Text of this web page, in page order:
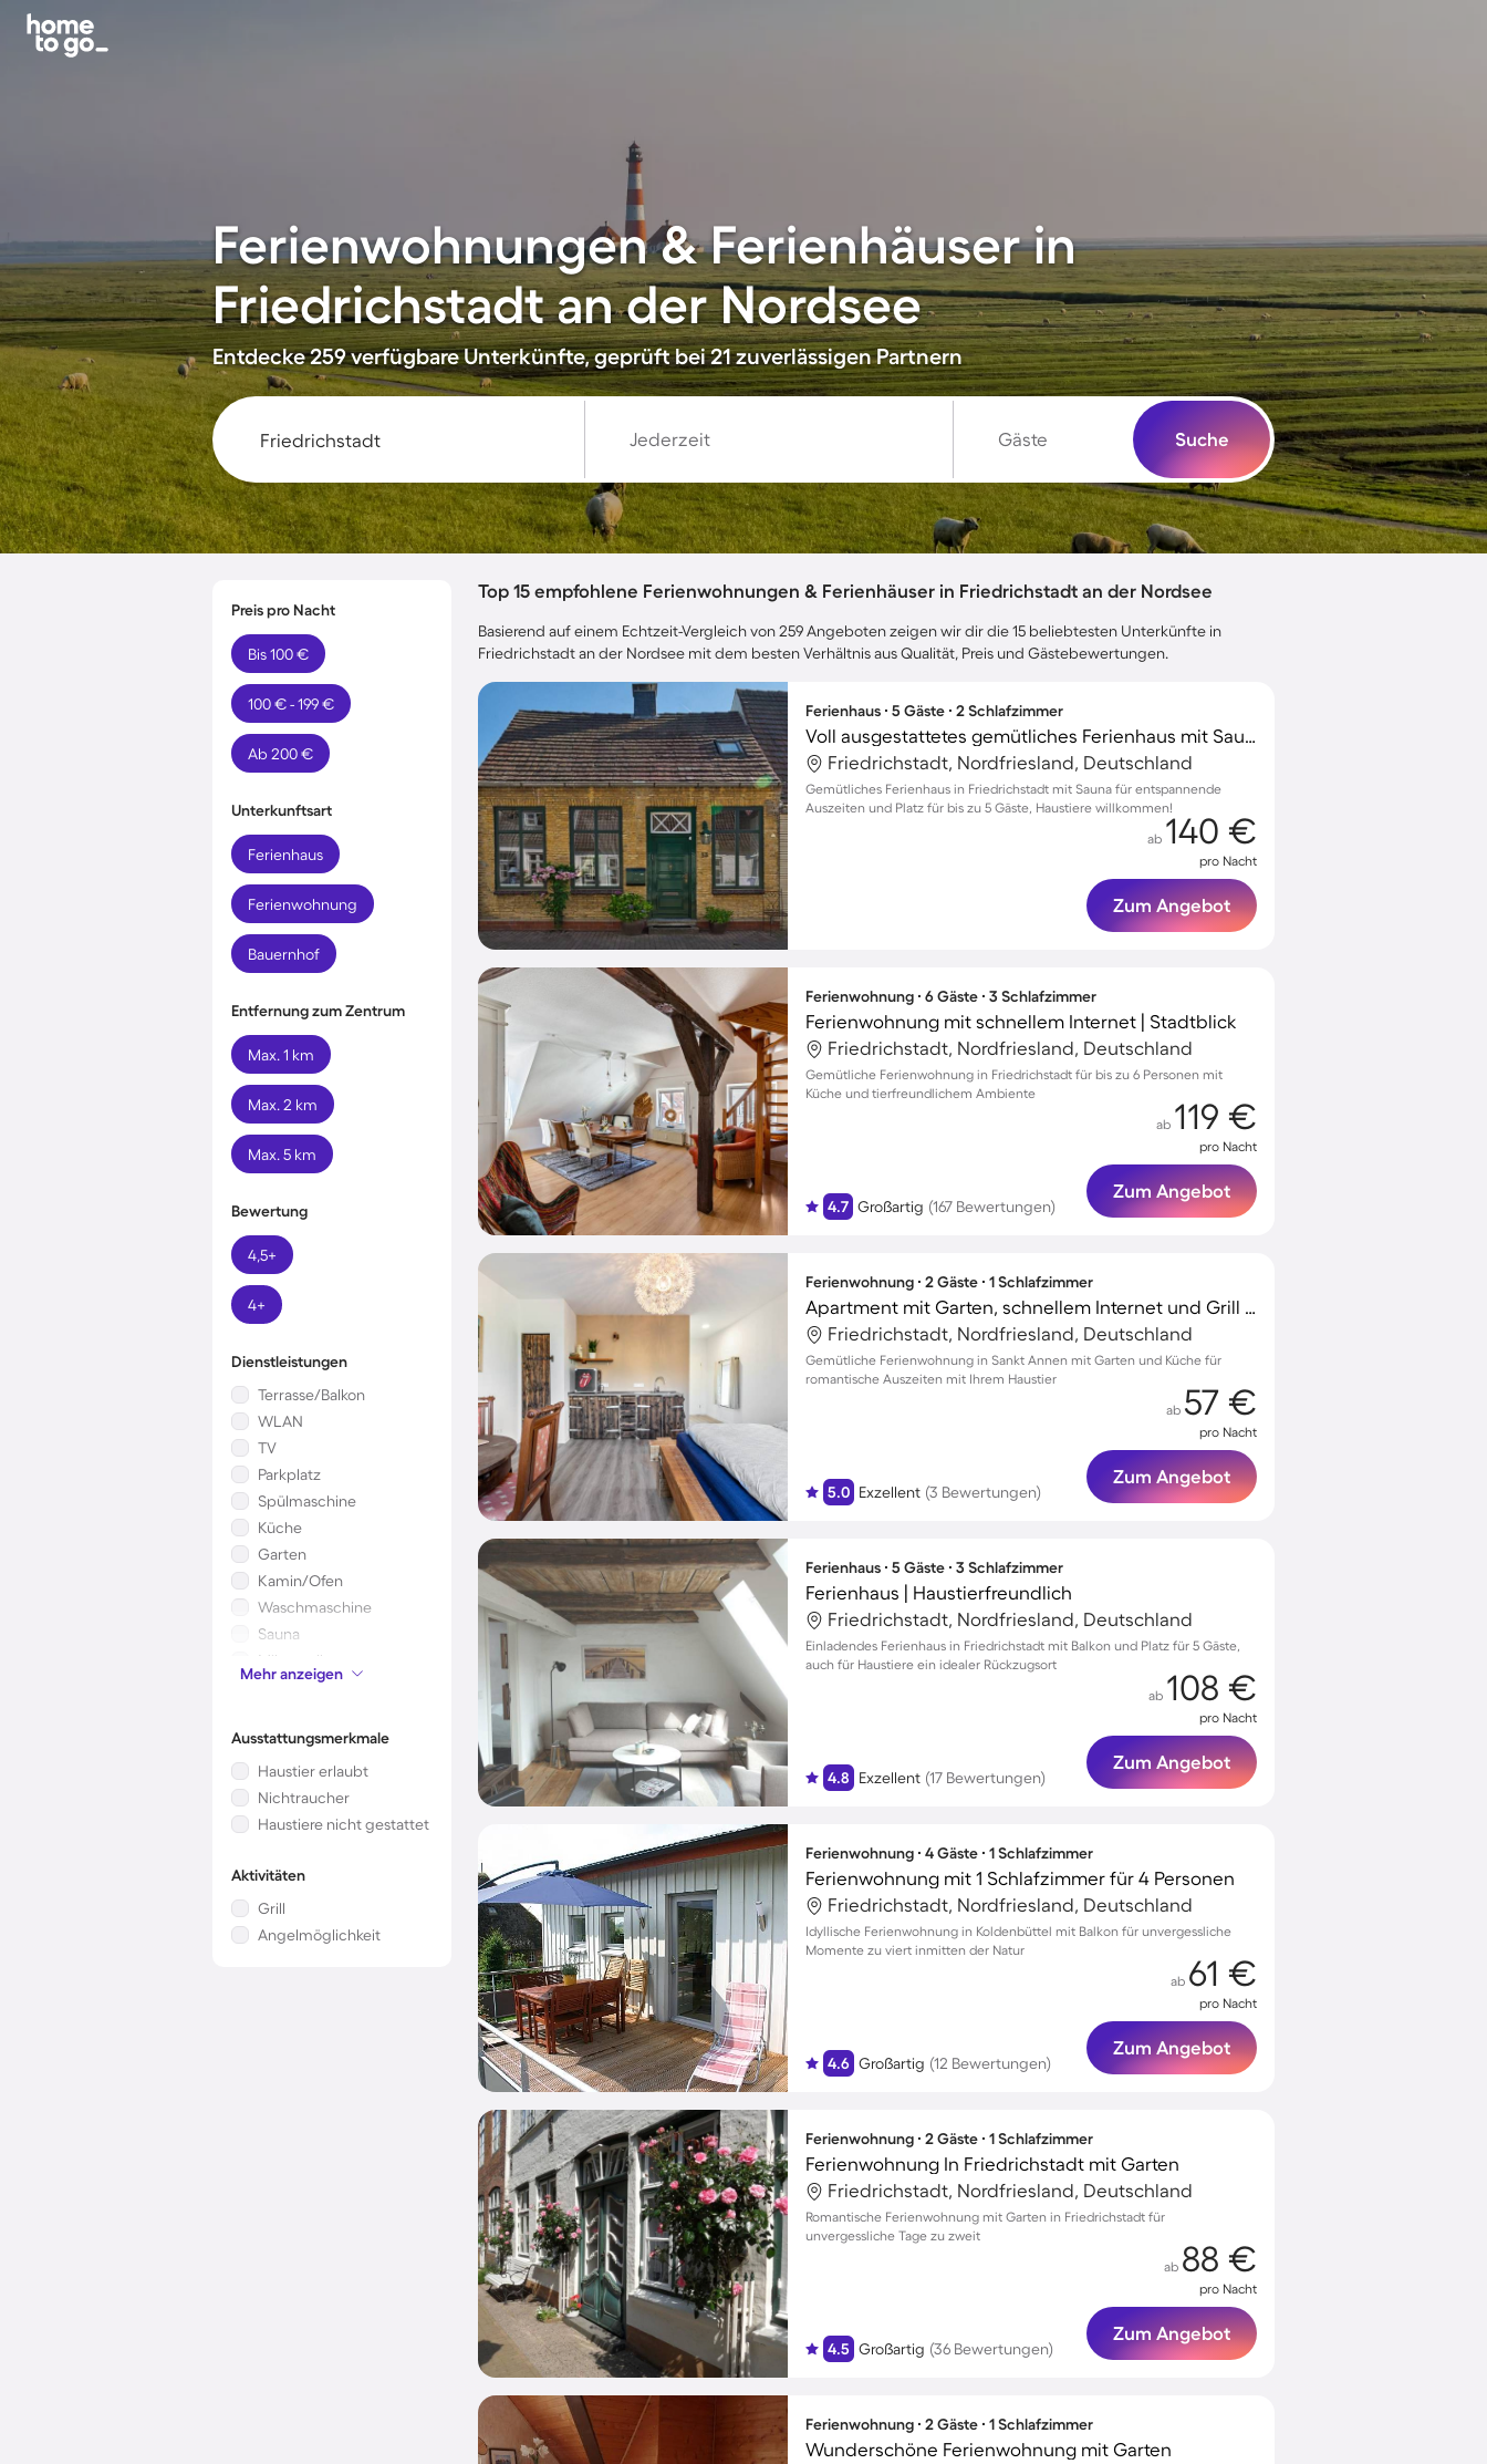
Ferienwohnungen & Ferienhäuser in
Friedrichstadt an der Nordsee
Entdecke 259 verfügbare Unterkünfte, geprüft bei 21 zuverlässigen Partnern
Jederzeit Gäste Suche
Preis pro Nacht
Bis 100 €
100 € - 199 €
Ab 200 €
Unterkunftsart
Ferienhaus
Ferienwohnung
Bauernhof
Entfernung zum Zentrum
Max. 1 km
Max. 2 km
Max. 5 km
Bewertung
4,5+
4+
Dienstleistungen
Terrasse/Balkon
WLAN
TV
Parkplatz
Spülmaschine
Küche
Garten
Kamin/Ofen
Waschmaschine
Sauna
Mikrowelle
Kinderbett
Mehr anzeigen
Ausstattungsmerkmale
Haustier erlaubt
Nichtraucher
Haustiere nicht gestattet
Aktivitäten
Grill
Angelmöglichkeit
Top 15 empfohlene Ferienwohnungen & Ferienhäuser in Friedrichstadt an der Nordsee
Basierend auf einem Echtzeit-Vergleich von 259 Angeboten zeigen wir dir die 15 beliebtesten Unterkünfte in
Friedrichstadt an der Nordsee mit dem besten Verhältnis aus Qualität, Preis und Gästebewertungen.
Ferienhaus ∙ 5 Gäste ∙ 2 Schlafzimmer
Voll ausgestattetes gemütliches Ferienhaus mit Sauna | Haustierfreundlich
Friedrichstadt, Nordfriesland, Deutschland
Gemütliches Ferienhaus in Friedrichstadt mit Sauna für entspannende
Auszeiten und Platz für bis zu 5 Gäste, Haustiere willkommen!
ab 140 €
pro Nacht
Zum Angebot
Ferienwohnung ∙ 6 Gäste ∙ 3 Schlafzimmer
Ferienwohnung mit schnellem Internet | Stadtblick
Friedrichstadt, Nordfriesland, Deutschland
Gemütliche Ferienwohnung in Friedrichstadt für bis zu 6 Personen mit
Küche und tierfreundlichem Ambiente
4.7 Großartig (167 Bewertungen)
ab 119 €
pro Nacht
Zum Angebot
Ferienwohnung ∙ 2 Gäste ∙ 1 Schlafzimmer
Apartment mit Garten, schnellem Internet und Grill | Gartenblick | Perfekt für die Arbeit von Zuhause
Friedrichstadt, Nordfriesland, Deutschland
Gemütliche Ferienwohnung in Sankt Annen mit Garten und Küche für
romantische Auszeiten mit Ihrem Haustier
5.0 Exzellent (3 Bewertungen)
ab 57 €
pro Nacht
Zum Angebot
Ferienhaus ∙ 5 Gäste ∙ 3 Schlafzimmer
Ferienhaus | Haustierfreundlich
Friedrichstadt, Nordfriesland, Deutschland
Einladendes Ferienhaus in Friedrichstadt mit Balkon und Platz für 5 Gäste,
auch für Haustiere ein idealer Rückzugsort
4.8 Exzellent (17 Bewertungen)
ab 108 €
pro Nacht
Zum Angebot
Ferienwohnung ∙ 4 Gäste ∙ 1 Schlafzimmer
Ferienwohnung mit 1 Schlafzimmer für 4 Personen
Friedrichstadt, Nordfriesland, Deutschland
Idyllische Ferienwohnung in Koldenbüttel mit Balkon für unvergessliche
Momente zu viert inmitten der Natur
4.6 Großartig (12 Bewertungen)
ab 61 €
pro Nacht
Zum Angebot
Ferienwohnung ∙ 2 Gäste ∙ 1 Schlafzimmer
Ferienwohnung In Friedrichstadt mit Garten
Friedrichstadt, Nordfriesland, Deutschland
Romantische Ferienwohnung mit Garten in Friedrichstadt für
unvergessliche Tage zu zweit
4.5 Großartig (36 Bewertungen)
ab 88 €
pro Nacht
Zum Angebot
Ferienwohnung ∙ 2 Gäste ∙ 1 Schlafzimmer
Wunderschöne Ferienwohnung mit Garten